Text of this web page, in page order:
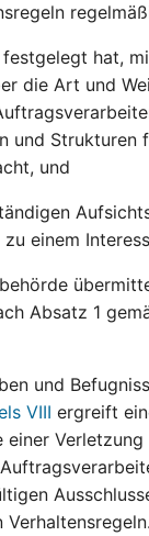
hat,
die Art und
und
und
einem
Absatz 1
und
VIII ergreift